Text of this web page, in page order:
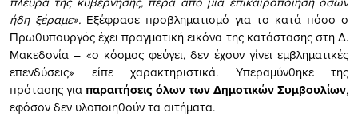
ήδη ξέραμε». Εξέφρασε προβληματισμό για το κατά πόσο ο
Πρωθυπουργός έχει πραγματική εικόνα της κατάστασης στη Δ.
Μακεδονία – «ο κόσμος φεύγει, δεν έχουν γίνει εμβληματικές
επενδύσεις» είπε χαρακτηριστικά. Υπεραμύνθηκε της
πρότασης γιαπαραιτήσεις όλων των Δημοτικών Συμβουλίων,
εφόσον δεν υλοποιηθούν τα αιτήματα.